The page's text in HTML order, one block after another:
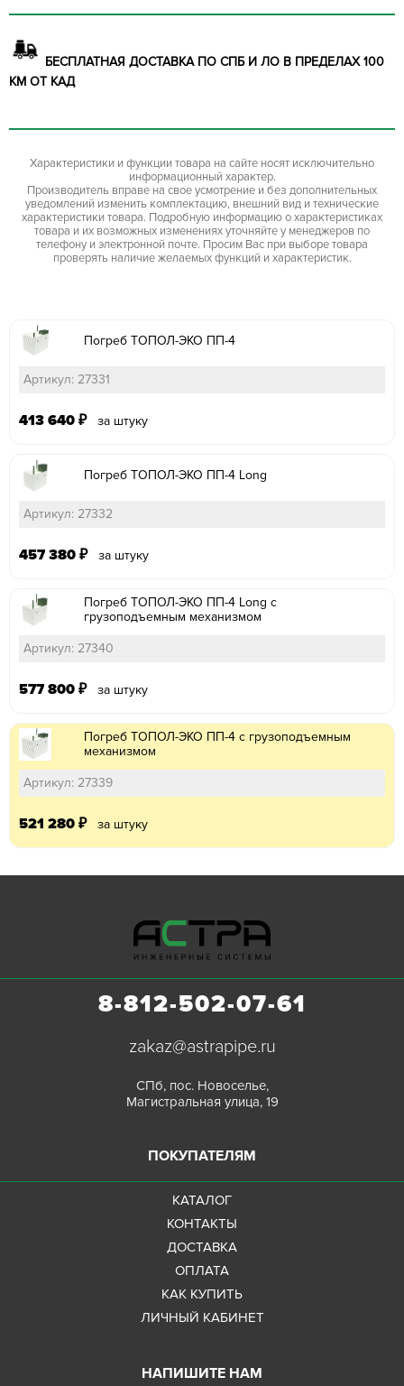
БЕСПЛАТНАЯ ДОСТАВКА ПО СПБ И ЛО В ПРЕДЕЛАХ 100
КМ ОТ КАД
Характеристики и функции товара на сайте носят исключительно
информационный характер.
Производитель вправе на свое усмотрение и без дополнительных
уведомлений изменить комплектацию, внешний вид и технические
характеристики товара. Подробную информацию о характеристиках
товара и их возможных изменениях уточняйте у менеджеров по
телефону и электронной почте. Просим Вас при выборе товара
проверять наличие желаемых функций и характеристик.
Погреб ТОПОЛ-ЭКО ПП-4
Артикул: 27331
413 640 ₽ за штуку
Погреб ТОПОЛ-ЭКО ПП-4 Long
Артикул: 27332
457 380 ₽ за штуку
Погреб ТОПОЛ-ЭКО ПП-4 Long с
грузоподъемным механизмом
Артикул: 27340
577 800 ₽ за штуку
Погреб ТОПОЛ-ЭКО ПП-4 с грузоподъемным
механизмом
Артикул: 27339
521 280 ₽ за штуку
8-812-502-07-61
zakaz@astrapipe.ru
СПб, пос. Новоселье,
Магистральная улица, 19
ПОКУПАТЕЛЯМ
КАТАЛОГ
КОНТАКТЫ
ДОСТАВКА
ОПЛАТА
КАК КУПИТЬ
ЛИЧНЫЙ КАБИНЕТ
НАПИШИТЕ НАМ